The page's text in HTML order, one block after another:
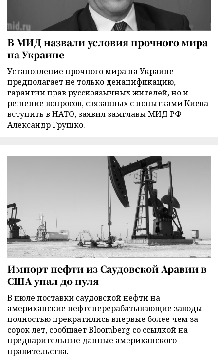
В МИД назвали условия прочного мира
на Украине
Установление прочного мира на Украине
предполагает не только денацификацию,
гарантии прав русскоязычных жителей, но и
решение вопросов, связанных с попытками Киева
вступить в НАТО, заявил замглавы МИД РФ
Александр Грушко.
Импорт нефти из Саудовской Аравии в
США упал до нуля
В июле поставки саудовской нефти на
американские нефтеперерабатывающие заводы
полностью прекратились впервые более чем за
сорок лет, сообщает Bloomberg со ссылкой на
предварительные данные американского
правительства.